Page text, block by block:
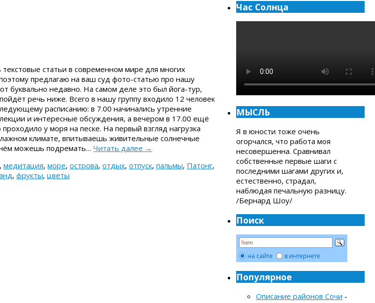
статьи в современном мире для многих
предлагаю на ваш суд фото-статью про нашу
буквально недавно. На самом деле это был йога-тур,
речь ниже. Всего в нашу группу входило 12 человек
расписанию: в 7.00 начинались утренние
и интересные обсуждения, а вечером в 17.00 ещё
у моря на песке. На первый взгляд нагрузка
климате, впитываешь живительные солнечные
можешь подремать… Читать далее →
, медитация, море, острова, отдых, отпуск, пальмы, Патонг,
, фрукты, цветы
Час Солнца
МЫСЛЬ
Я в юности тоже очень
огорчался, что работа моя
несовершенна. Сравнивал
собственные первые шаги с
последними шагами других и,
естественно, страдал,
наблюдая печальную разницу.
/Бернард Шоу/
Поиск
на сайте в интернете
Популярное
Описание районов Сочи -